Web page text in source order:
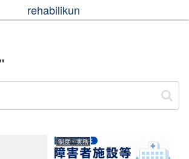
rehabilikun
制度・実務